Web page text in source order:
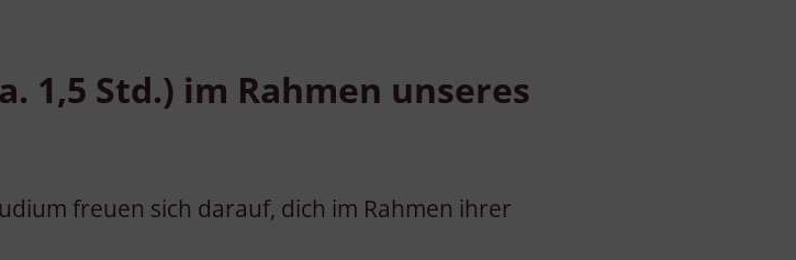
1,5 Std.) im Rahmen unseres
freuen sich darauf, dich im Rahmen ihrer